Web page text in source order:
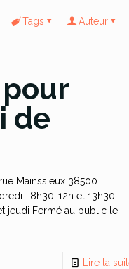
Tags Auteur
de
Mainssieux 38500
: 8h30-12h et 13h30-
jeudi Fermé au public le
Lire la